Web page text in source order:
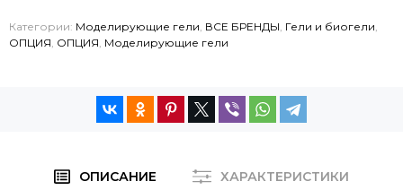
Категории: Моделирующие гели, ВСЕ БРЕНДЫ, Гели и биогели,
ОПЦИЯ, ОПЦИЯ, Моделирующие гели
ОПИСАНИЕ ХАРАКТЕРИСТИКИ